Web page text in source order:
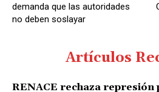
demanda que las autoridades
no deben soslayar
Artículos
RENACE rechaza represión